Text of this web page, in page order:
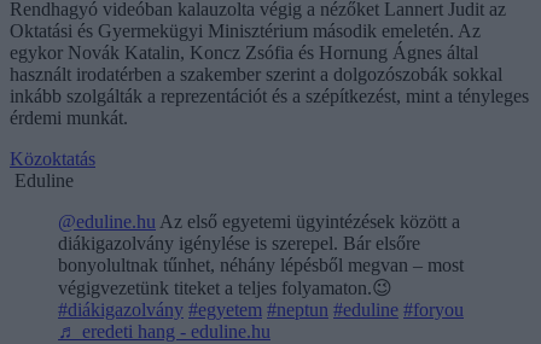
Rendhagyó videóban kalauzolta végig a nézőket Lannert Judit az
Oktatási és Gyermekügyi Minisztérium második emeletén. Az
egykor Novák Katalin, Koncz Zsófia és Hornung Ágnes által
használt irodatérben a szakember szerint a dolgozószobák sokkal
inkább szolgálták a reprezentációt és a szépítkezést, mint a tényleges
érdemi munkát.
Közoktatás
Eduline
@eduline.hu Az első egyetemi ügyintézések között a
diákigazolvány igénylése is szerepel. Bár elsőre
bonyolultnak tűnhet, néhány lépésből megvan – most
végigvezetünk titeket a teljes folyamaton.😉
#diákigazolvány #egyetem #neptun #eduline #foryou
♬ eredeti hang - eduline.hu